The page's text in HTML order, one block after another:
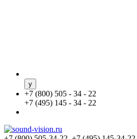
+7 (800) 505 - 34 - 22
+7 (495) 145 - 34 - 22